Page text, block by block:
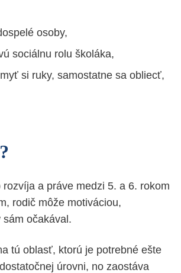
osoby,
sociálnu rolu školáka,
si ruky, samostatne sa obliecť,
a práve medzi 5. a 6. rokom
rodič môže motiváciou,
očakával.
tú oblasť, ktorú je potrebné ešte
úrovni, no zaostáva